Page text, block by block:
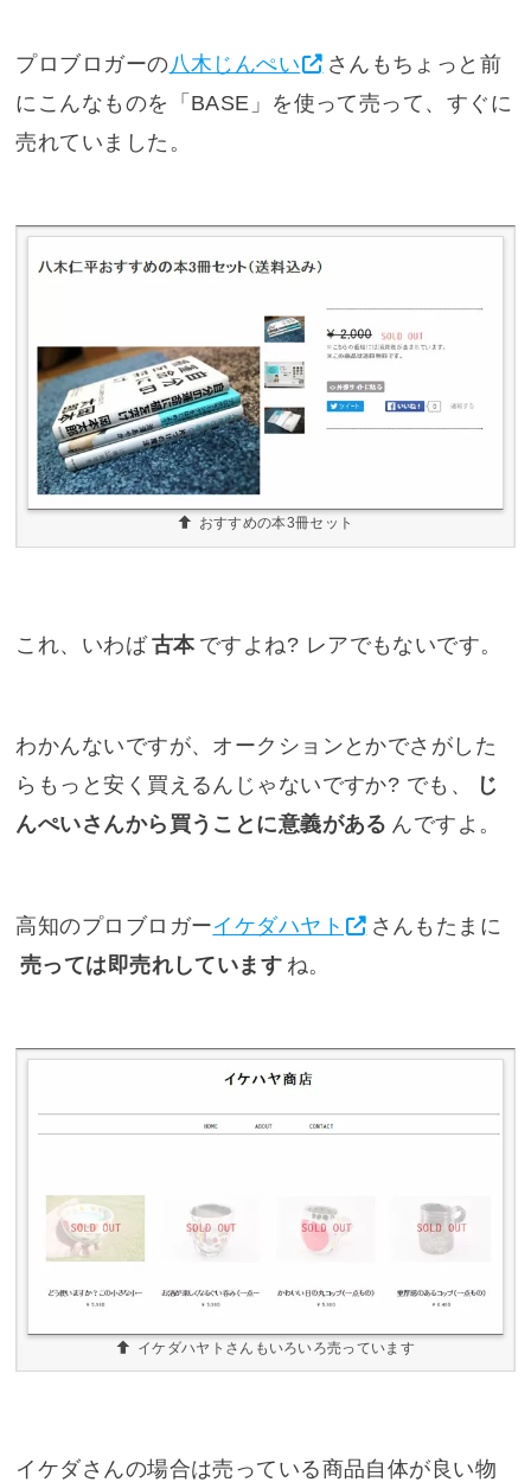
プロブロガーの八木じんぺい
さんもちょっと前
にこんなものを「BASE」を使って売って、すぐに
売れていました。
おすすめの本3冊セット
これ、いわば古本 ですよね? レアでもないです。
わかんないですが、オークションとかでさがした
らもっと安く買えるんじゃないですか? でも、
じ
んぺいさんから買うことに意義がある んですよ。
高知のプロブロガーイケダハヤト
さんもたまに
売っては即売れしています ね。
イケダハヤトさんもいろいろ売っています
イケダさんの場合は売っている商品自体が良い物